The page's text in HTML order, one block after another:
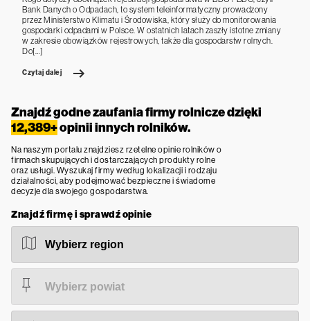
Bank Danych o Odpadach, to system teleinformatyczny prowadzony
przez Ministerstwo Klimatu i Środowiska, który służy do monitorowania
gospodarki odpadami w Polsce. W ostatnich latach zaszły istotne zmiany
w zakresie obowiązków rejestrowych, także dla gospodarstw rolnych.
Do[…]
Czytaj dalej
Znajdź godne zaufania firmy rolnicze dzięki
12,389+opinii innych rolników.
Na naszym portalu znajdziesz rzetelne opinie rolników o
firmach skupujących i dostarczających produkty rolne
oraz usługi. Wyszukaj firmy według lokalizacji i rodzaju
działalności, aby podejmować bezpieczne i świadome
decyzje dla swojego gospodarstwa.
Znajdź firmę i sprawdź opinie